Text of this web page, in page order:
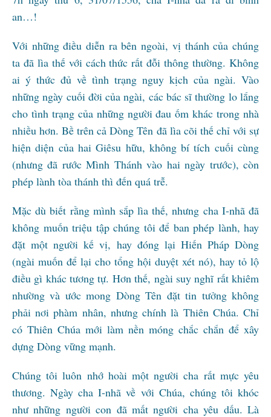
an…!
Với những điều diễn ra bên ngoài, vị thánh của chúng
ta đã lìa thế với cách thức rất đỗi thông thường. Không
ai ý thức đủ về tình trạng nguy kịch của ngài. Vào
những ngày cuối đời của ngài, các bác sĩ thường lo lắng
cho tình trạng của những người đau ốm khác trong nhà
nhiều hơn. Bề trên cả Dòng Tên đã lìa cõi thế chỉ với sự
hiện diện của hai Giêsu hữu, không bí tích cuối cùng
(nhưng đã rước Mình Thánh vào hai ngày trước), còn
phép lành tòa thánh thì đến quá trễ.
Mặc dù biết rằng mình sắp lìa thế, nhưng cha I-nhã đã
không muốn triệu tập chúng tôi để ban phép lành, hay
đặt một người kế vị, hay đóng lại Hiến Pháp Dòng
(ngài muốn để lại cho tổng hội duyệt xét nó), hay tỏ lộ
điều gì khác tương tự. Hơn thế, ngài suy nghĩ rất khiêm
nhường và ước mong Dòng Tên đặt tin tưởng không
phải nơi phàm nhân, nhưng chính là Thiên Chúa. Chỉ
có Thiên Chúa mới làm nền móng chắc chắn để xây
dựng Dòng vững mạnh.
Chúng tôi luôn nhớ hoài một người cha rất mực yêu
thương. Ngày cha I-nhã về với Chúa, chúng tôi khóc
như những người con đã mất người cha yêu dấu. Là